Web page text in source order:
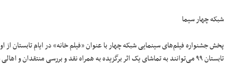
شبکه چهار سیما
تابستان ۹۹ می‌توانند به تماشای یک اثر برگزیده به همراه نقد و بررسی منتقدان و اهالی سینما بنشینند.